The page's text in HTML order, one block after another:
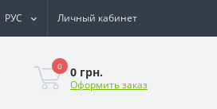
РУС Личный кабинет
0 0 грн.
Оформить заказ